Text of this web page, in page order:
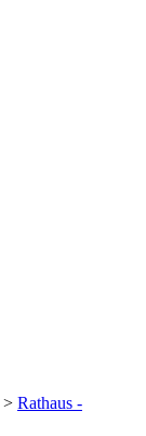
> Rathaus -